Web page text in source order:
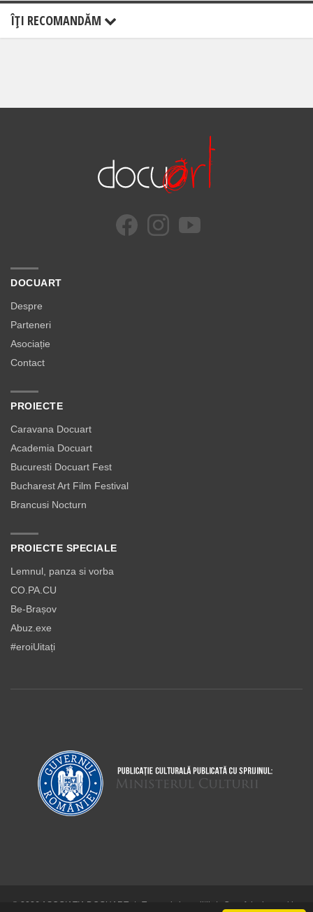
ÎŢI RECOMANDĂM
DOCUART
Despre
Parteneri
Asociație
Contact
PROIECTE
Caravana Docuart
Academia Docuart
Bucuresti Docuart Fest
Bucharest Art Film Festival
Brancusi Nocturn
PROIECTE SPECIALE
Lemnul, panza si vorba
CO.PA.CU
Be-Brașov
Abuz.exe
#eroiUitați
© 2026 ASOCIAŢIA DOCUART | Termeni şi condiţii |
Cum folosim cookie-